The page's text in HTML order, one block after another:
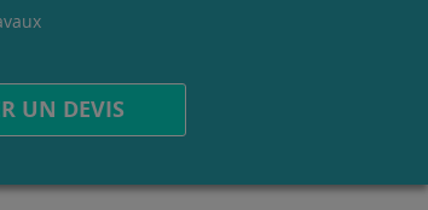
UN DEVIS